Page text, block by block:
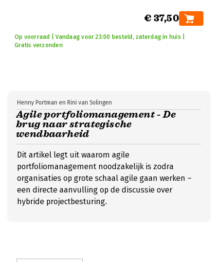
€ 37,50
Op voorraad | Vandaag voor 23:00 besteld, zaterdag in huis |
Gratis verzonden
Agile portfoliomanagement - De
brug naar strategische
wendbaarheid
Henny Portman en Rini van Solingen
Dit artikel legt uit waarom agile
portfoliomanagement noodzakelijk is zodra
organisaties op grote schaal agile gaan werken –
een directe aanvulling op de discussie over
hybride projectbesturing.